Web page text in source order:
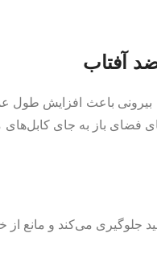
آفتاب
باعث افزایش طول